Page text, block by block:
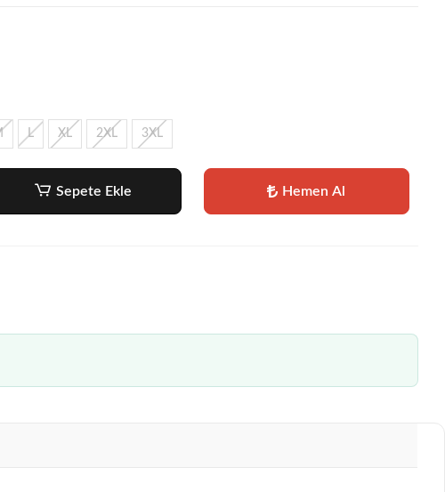
3XL
2XL
XL
L
Sepete Ekle Hemen Al